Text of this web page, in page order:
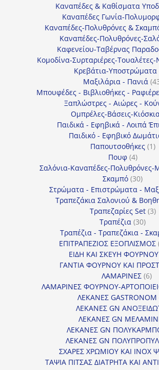
Καναπέδες & Καθίσματα
Καναπέδες Γωνία-
Καναπέδες-Πολυθρόνες &
Καναπέδες-Πολυθρόνες-
Καφενείου-Ταβέρνας
Κομοδίνα-Συρταριέρες-
Κρεβάτια-Υποστρώματα
Μαξιλάρια - Πανιά
Μπουφέδες - Βιβλιοθήκες -
Ξαπλώστρες - Αιώρες -
Ομπρέλες-Βάσεις-
Παιδικά - Εφηβικά - Λοιπά
Παιδικό - Εφηβικό
Παπουτσοθήκες 11
Πουφ 44
Σαλόνια-Καναπέδες-Πολυθρόνες-
Σκαμπό 3030
Στρώματα - Επιστρώματα -
Τραπεζάκια Σαλονιού &
Τραπεζαρίες Set 33
Τραπέζια 3030
Τραπέζια - Τραπεζάκια -
ΕΠΙΤΡΑΠΕΖΙΟΣ ΕΞΟΠΛΙΣΜΟΣ
ΕΙΔΗ ΚΑΙ ΣΚΕΥΗ ΦΟΥΡΝΟΥ
ΓΑΝΤΙΑ ΦΟΥΡΝΟΥ ΚΑΙ
ΛΑΜΑΡΙΝΕΣ 66
ΛΑΜΑΡΙΝΕΣ ΦΟΥΡΝΟΥ-
ΛΕΚΑΝΕΣ GASTRONOM
ΛΕΚΑΝΕΣ GN
ΛΕΚΑΝΕΣ GN
ΛΕΚΑΝΕΣ GN
ΛΕΚΑΝΕΣ GN
ΣΧΑΡΕΣ ΧΡΩΜΙΟΥ ΚΑΙ INOX
ΤΑΨΙΑ ΠΙΤΣΑΣ ΔΙΑΤΡΗΤΑ ΚΑΙ